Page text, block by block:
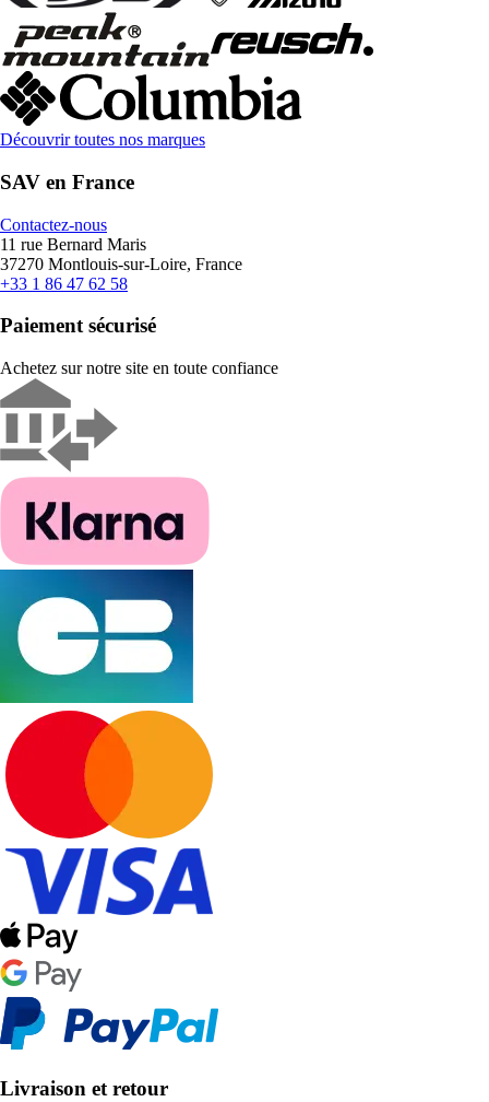
Découvrir toutes nos marques
SAV en France
Contactez-nous
11 rue Bernard Maris
37270 Montlouis-sur-Loire, France
+33 1 86 47 62 58
Paiement sécurisé
Achetez sur notre site en toute confiance
Livraison et retour